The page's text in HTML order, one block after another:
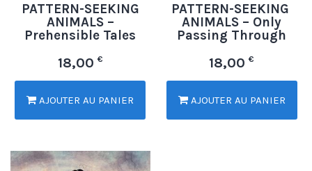
PATTERN-SEEKING
ANIMALS –
Prehensible Tales
18,00 €
AJOUTER AU PANIER
PATTERN-SEEKING
ANIMALS – Only
Passing Through
18,00€
AJOUTER AU PANIER